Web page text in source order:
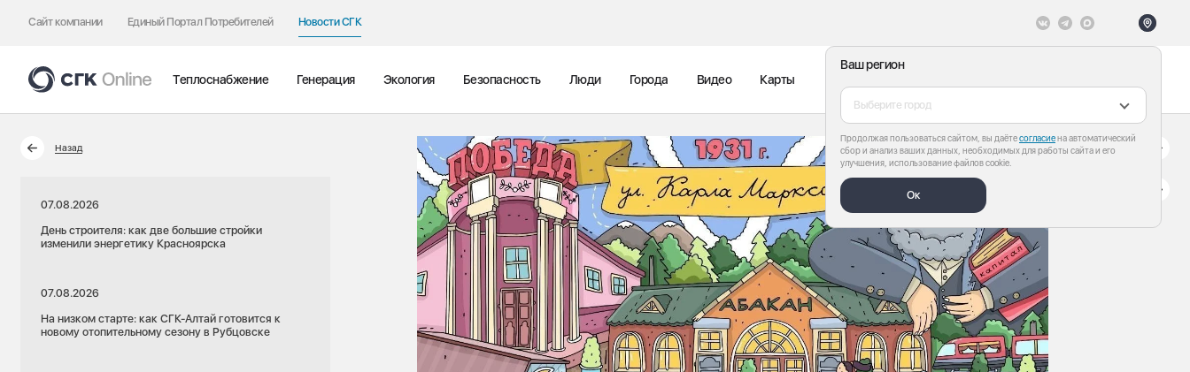
Сайт компании Единый Портал Потребителей Новости СГК
Ваш регион
Выберите город
Продолжая пользоваться сайтом, вы даётесогласиена автоматический
сбор и анализ ваших данных, необходимых для работы сайта и его
улучшения, использование файлов cookie.
Ок
Теплоснабжение Генерация Экология Безопасность Люди Города Видео Карты
Назад
07.08.2026
День строителя: как две большие стройки
изменили энергетику Красноярска
07.08.2026
На низком старте: как СГК-Алтай готовится к
новому отопительному сезону в Рубцовске